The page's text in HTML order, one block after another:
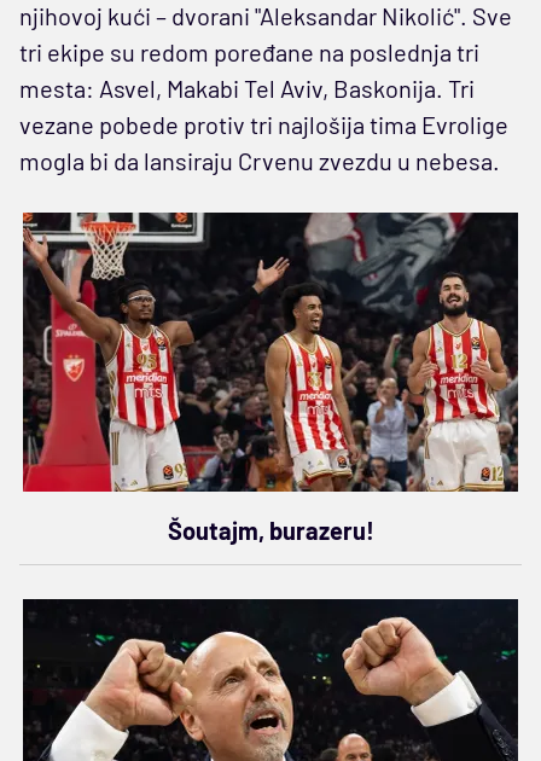
njihovoj kući – dvorani "Aleksandar Nikolić". Sve
tri ekipe su redom poređane na poslednja tri
mesta: Asvel, Makabi Tel Aviv, Baskonija. Tri
vezane pobede protiv tri najlošija tima Evrolige
mogla bi da lansiraju Crvenu zvezdu u nebesa.
Šoutajm, burazeru!